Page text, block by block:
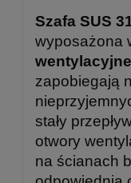
Szafa SUS
wyposażona
wentylacyjne
zapobiegają
stały
otwory
na ścianach